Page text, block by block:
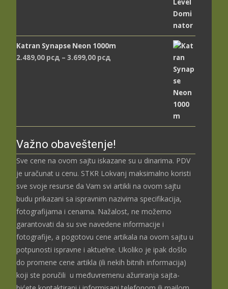
Katran Synapse Neon 1000m
2.489,00 рсд – 3.699,00 рсд
Važno obaveštenje!
Sve cene na ovom sajtu iskazane su u dinarima. PDV
je uračunat u cenu. STKR Lokvanj maksimalno koristi
sve svoje resurse da Vam svi artikli na ovom sajtu
budu prikazani sa ispravnim nazivima specifikacija,
fotografijama i cenama. Nažalost, ne možemo
garantovati da su sve navedene informacije i
fotografije, a pogotovu cene artikala na ovom sajtu u
potpunosti ispravne i aktuelne. Ukoliko je ipak došlo
do promene cene artikla (ili nekih bitnih informacija)
koji ste poručili u međuvremenu ažuriranja sajta-